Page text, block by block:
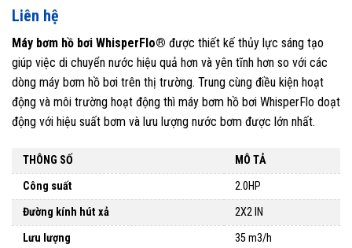
Liên hệ
Máy bơm hồ bơi WhisperFlo® được thiết kế thủy lực sáng tạo
giúp việc di chuyển nước hiệu quả hơn và yên tĩnh hơn so với các
dòng máy bơm hồ bơi trên thị trường. Trung cùng điều kiện hoạt
động và môi trường hoạt động thì máy bơm hồ bơi WhisperFlo doạt
động với hiệu suất bơm và lưu lượng nước bơm được lớn nhất.
THÔNG SỐ
MÔ TẢ
Công suất
2.0HP
Đường kính hút xả
2X2 IN
Lưu lượng
35 m3/h